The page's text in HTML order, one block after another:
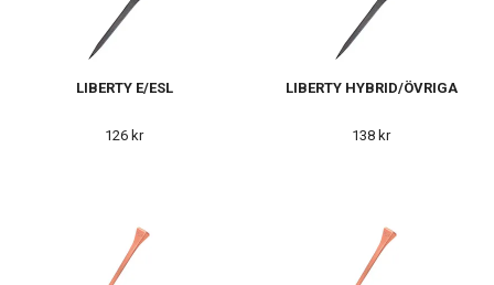
LIBERTY E/ESL
126 kr
LIBERTY HYBRID/ÖVRIGA
138 kr